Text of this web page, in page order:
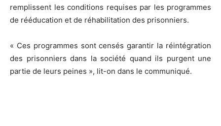
remplissent les conditions requises par les programmes
de rééducation et de réhabilitation des prisonniers.
« Ces programmes sont censés garantir la réintégration
des prisonniers dans la société quand ils purgent une
partie de leurs peines », lit-on dans le communiqué.